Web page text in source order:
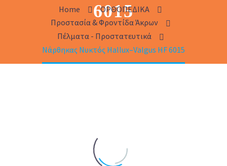
6015
Home
ΟΡΘΟΠΕΔΙΚΑ
Προστασία & Φροντίδα Άκρων
Πέλματα - Προστατευτικά
Νάρθηκας Νυκτός Hallux–Valgus HF 6015